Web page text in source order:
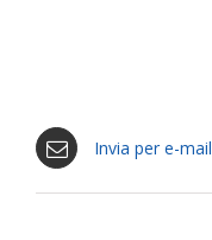
Invia per e-mail